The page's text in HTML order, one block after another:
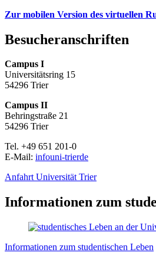
Zur mobilen Version des virtuellen
Besucheranschriften
Campus I
Universitätsring 15
54296 Trier
Campus II
Behringstraße 21
54296 Trier
Tel. +49 651 201-0
E-Mail: infouni-trierde
Anfahrt Universität Trier
Informationen zum
Informationen zum studentischen Leben